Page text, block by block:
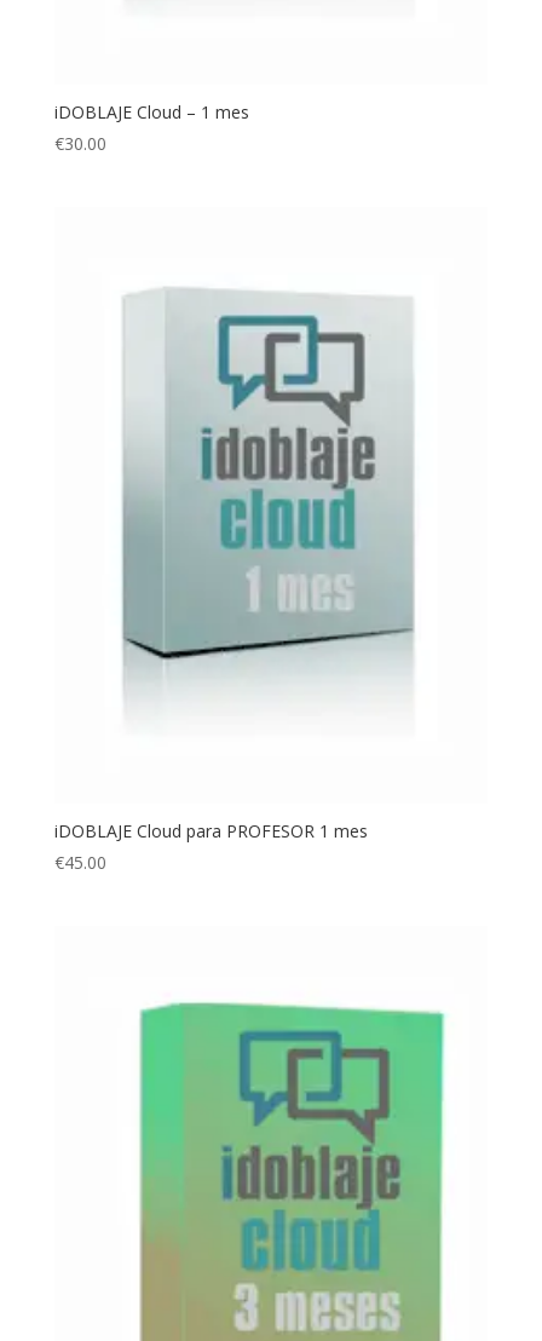
iDOBLAJE Cloud – 1 mes
€30.00
iDOBLAJE Cloud para PROFESOR 1 mes
€45.00